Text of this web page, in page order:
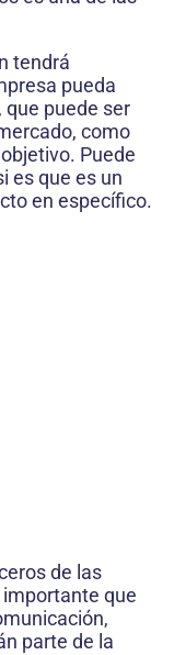
tendrá
pueda
puede ser
como
Puede
es que es un
en específico.
de las
que
parte de la